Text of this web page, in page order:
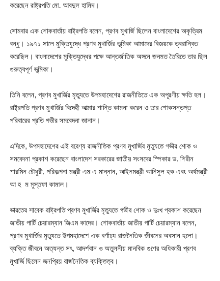
করেছেন রাষ্ট্রপতি মো. আবদুল হামিদ।
সোমবার এক শোকবার্তায় রাষ্ট্রপতি বলেন, প্রণব মুখার্জি ছিলেন বাংলাদেশের অকৃত্রিম
বন্ধু। ১৯৭১ সালে মুক্তিযুদ্ধে প্রণব মুখার্জির ভূমিকা আমাদের বিজয়কে ত্বরান্বিত
করেছিল। বাংলাদেশের মুক্তিযুদ্ধের পক্ষে আন্তর্জাতিক অঙ্গনে জনমত তৈরিতে তার ছিল
গুরুত্বপূর্ণ ভূমিকা।
তিনি বলেন, প্রণব মুখার্জির মৃত্যুতে উপমহাদেশের রাজনীতিতে এক অপূরণীয় ক্ষতি হল।
রাষ্ট্রপতি প্রণব মুখার্জির বিদেহী আত্মার শান্তি কামনা করেন ও তার শোকসন্তপ্ত
পরিবারের প্রতি গভীর সমবেদনা জানান।
এদিকে, উপমহাদেশের এই বরেণ্য রাজনীতিক প্রণব মুখার্জির মৃত্যুতে গভীর শোক ও
সমবেদনা প্রকাশ করেছেন বাংলাদেশ সরকারের জাতীয় সংসদের স্পিকার ড. শিরীন
শারমিন চৌধুরী, পরিকল্পনা মন্ত্রী এম এ মান্নান, আইনমন্ত্রী আনিসুল হক এবং অর্থমন্ত্রী
আ হ ম মুস্তফা কামাল।
ভারতের সাবেক রাষ্ট্রপতি প্রণব মুখার্জির মৃত্যুতে গভীর শোক ও দুঃখ প্রকাশ করেছেন
জাতীয় পার্টি চেয়ারম্যান জিএম কাদের। শোকবার্তায় জাতীয় পার্টি চেয়ারম্যান বলেন,
প্রণব মুখার্জির মৃত্যুতে উপমহাদেশে এক বর্ণাঢ্য রাজনৈতিক জীবনের অবসান হলো।
ব্যক্তি জীবনে অত্যন্ত সৎ, আদর্শবান ও অতুলনীয় মানবিক গুণের অধিকারী প্রণব
মুখার্জি ছিলেন জনপ্রিয় রাজনৈতিক ব্যক্তিত্ব।